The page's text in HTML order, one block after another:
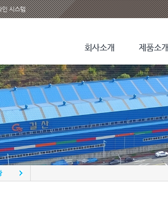
인 시스템
회사소개 제품소개